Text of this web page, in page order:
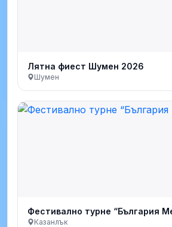
Лятна фиест Шумен 2026
Шумен
Фестивално турне “България
Казанлък